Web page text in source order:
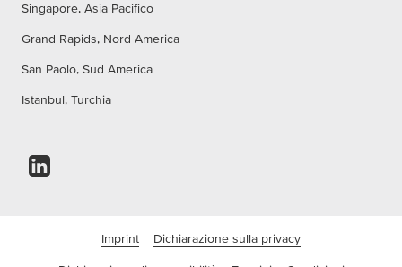
Singapore, Asia Pacifico
Grand Rapids, Nord America
San Paolo, Sud America
Istanbul, Turchia
Imprint Dichiarazione sulla privacy